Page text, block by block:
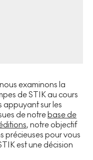
examinons la
de STIK au cours
appuyant sur les
de notre base de
, notre objectif
précieuses pour vous
est une décision